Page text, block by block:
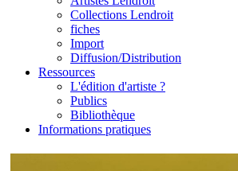
Collections Lendroit
fiches
Import
Diffusion/Distribution
Ressources
L'édition d'artiste ?
Publics
Bibliothèque
Informations pratiques